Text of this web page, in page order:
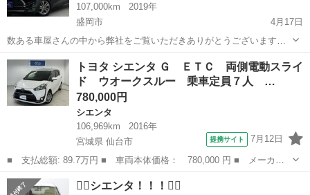
107,000km
2019年
盛岡市
4月17日
数ある車屋さんの中から弊社をご覧いただきありがとうございます！
オトロン盛岡店と申します(^^♪ 東北3店舗目、オトロン最北端のお店と
して、2024年4月1日にオープンし1年になります❤️‍🔥 春といえば…お
花...
岩手 盛岡市 シエンタ シエンタハイブリッド
トヨタ シエンタ Ｇ ＥＴＣ 両側電動スライ
ド ウオークスルー 乗車定員７人 …
780,000円
シエンタ
106,969km
2016年
宮城県 仙台市
提携サイト 7月12日
■ 支払総額: 89.7万円 ■ 車両本体価格： 780,000 円 ■ メーカー
名： トヨタ ■ 車種名： シエンタ ■ グレード名： Ｇ ＥＴ
Ｃ 両側電動スライド ウオークスルー 乗車定員７人 ３列シー
宮城 シエンタ
❤️‍🔥シエンタ！！！❤️‍🔥